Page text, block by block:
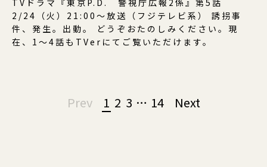
2/24（火）21:00〜放送（フジテレビ系） 誘拐事
件、発生。出動。 どうぞおたのしみください。現
在、1〜4話もTVerにてご覧いただけます。
Prev 1 2 3 … 14 Next